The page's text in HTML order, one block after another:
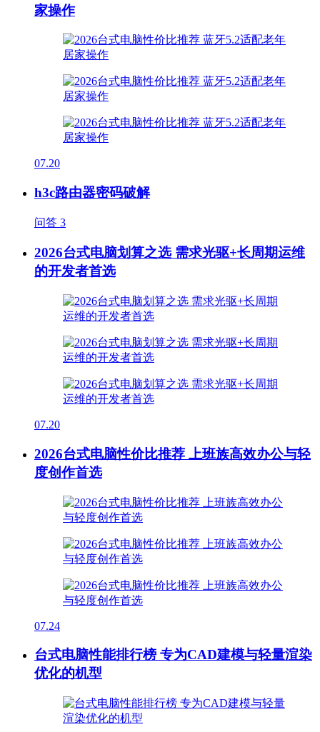
家操作
07.20
h3c路由器密码破解
问答 3
2026台式电脑划算之选 需求光驱+长周期运维
的开发者首选
07.20
2026台式电脑性价比推荐 上班族高效办公与轻
度创作首选
07.24
台式电脑性能排行榜 专为CAD建模与轻量渲染
优化的机型